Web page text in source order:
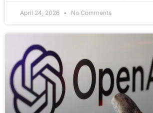
April 24, 2026 No Comments